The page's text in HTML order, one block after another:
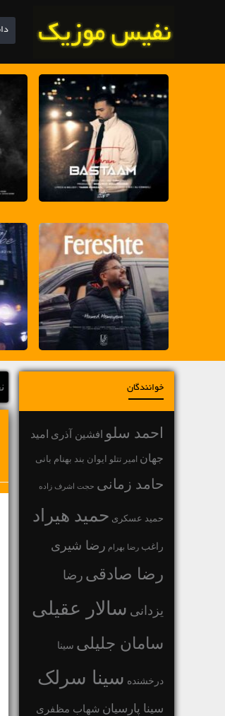
خوانندگان
احمد سلو افشین آذری امید
جهان امیر تتلو ایوان بند بهنام بانی
حامد زمانی حجت اشرف زاده
حمید عسکری حمید هیراد
راغب رضا بهرام رضا شیری
رضا صادقی رضا
یزدانی سالار عقیلی
سامان جلیلی سینا
درخشنده سینا سرلک
سینا پارسیان شهاب مظفری